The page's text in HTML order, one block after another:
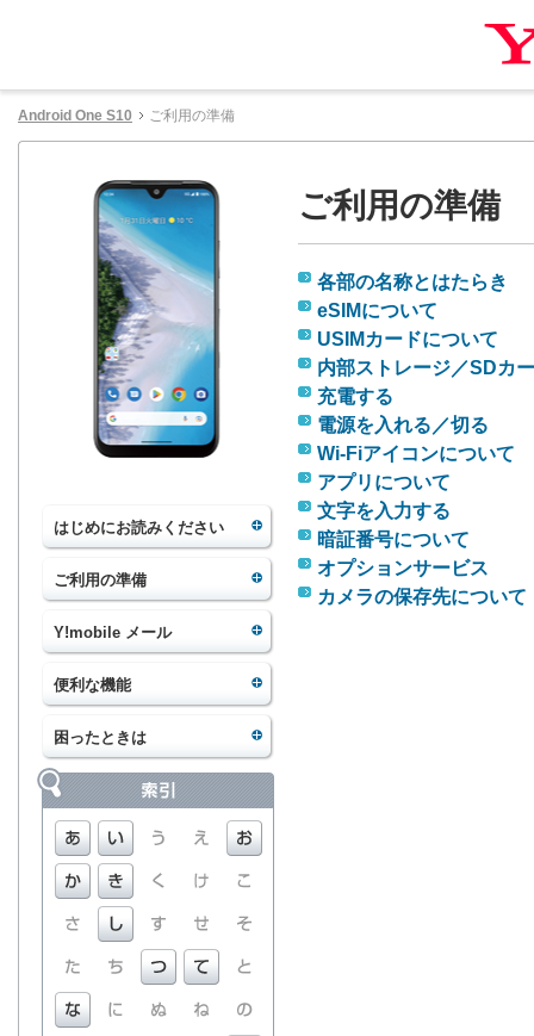
Android One S10 ご利用の準備
はじめにお読みください
ご利用の準備
Y!mobile メール
便利な機能
困ったときは
ご利用の準備
各部の名称とはたらき
eSIMについて
USIMカードについて
内部ストレージ／SDカ
充電する
電源を入れる／切る
Wi-Fiアイコンについて
アプリについて
文字を入力する
暗証番号について
オプションサービス
カメラの保存先について